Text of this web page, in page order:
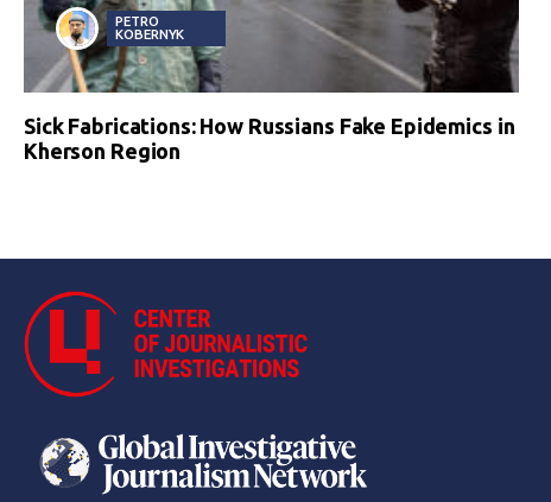
PETRO
KOBERNYK
Sick Fabrications: How Russians Fake Epidemics in
Kherson Region